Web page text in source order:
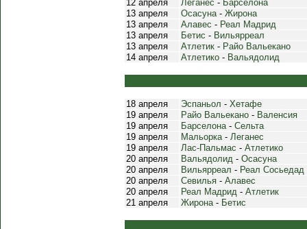
12 апреля Леганес - Барселона
13 апреля
Осасуна- Жирона
13 апреля
Алавес - Реал Мадрид
13 апреля
Бетис - Вильярреал
13 апреля
Атлетик - Райо Вальекано
14 апреля
Атлетико - Вальядолид
18 апреля Эспаньол - Хетафе
19 апреля
Райо Вальекано - Валенсия
19 апреля
Барселона- Сельта
19 апреля
Мальорка- Леганес
19 апреля
Лас-Пальмас - Атлетико
20 апреля
Вальядолид - Осасуна
20 апреля
Вильярреал - Реал Сосьедад
20 апреля
Севилья - Алавес
20 апреля
Реал Мадрид - Атлетик
21 апреля
Жирона- Бетис